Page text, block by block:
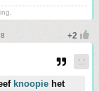
knoopie het